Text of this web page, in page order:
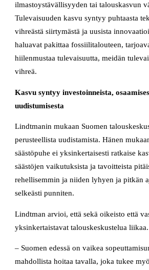
ilmastoystävällisyyden tai talouskasvun
Tulevaisuuden kasvu syntyy puhtaasta
vihreästä siirtymästä ja uusista
haluavat pakittaa fossiilitalouteen,
hiilenmustaa tulevaisuutta, meidän
vihreä.
Kasvu syntyy investoinneista,
uudistumisesta
Lindtmanin mukaan Suomen
perusteellista uudistamista. Hänen
säästöpuhe ei yksinkertaisesti ratkaise
säästöjen vaikutuksista ja tavoitteista
rehellisemmin ja niiden lyhyen ja pitkän
selkeästi punniten.
Lindtman arvioi, että sekä oikeisto että
yksinkertaistavat talouskeskustelua liikaa.
– Suomen edessä on vaikea
mahdollista hoitaa tavalla, joka tukee